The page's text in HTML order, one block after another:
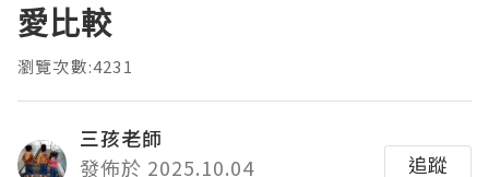
愛比較
瀏覽次數:4231
三孩老師
發佈於 2025.10.04
追蹤